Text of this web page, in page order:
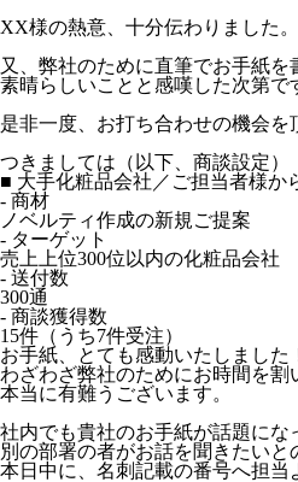
XX様の熱意、十分伝わりました。
又、弊社のために直筆でお手紙を
素晴らしいことと感嘆した次第で
是非一度、お打ち合わせの機会を
つきましては（以下、商談設定）
■ 大手化粧品会社／ご担当者様か
- 商材
ノベルティ作成の新規ご提案
- ターゲット
売上上位300位以内の化粧品会社
- 送付数
300通
- 商談獲得数
15件（うち7件受注）
お手紙、とても感動いたしました
わざわざ弊社のためにお時間を割
本当に有難うございます。
社内でも貴社のお手紙が話題にな
別の部署の者がお話を聞きたいと
本日中に、名刺記載の番号へ担当